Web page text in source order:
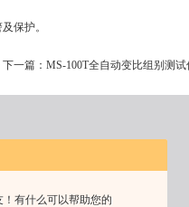
有什么可以帮助您的
保护。
下一篇： MS-100T全自动变比组别测试